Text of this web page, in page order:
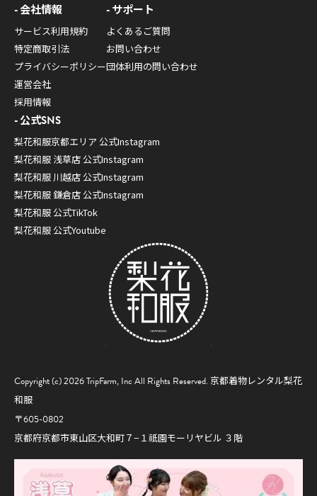
Copyright (c) 2026 TripFarm, Inc All Rights Reserved. 京都着物レンタル梨花
和服
〒605-0802
京都府京都市東山区大和町７−１祇園モーリヤビル ３階
会社情報
サービス利用規約
特定商取引法
プライバシーポリシー
運営会社
採用情報
サポート
よくあるご質問
お問い合わせ
団体利用の問い合わせ
公式SNS
梨花和服京都エリア 公式Instagram
梨花和服 浅草店 公式Instagram
梨花和服 川越店 公式Instagram
梨花和服 鎌倉店 公式Instagram
梨花和服 公式TikTok
梨花和服 公式Youtube